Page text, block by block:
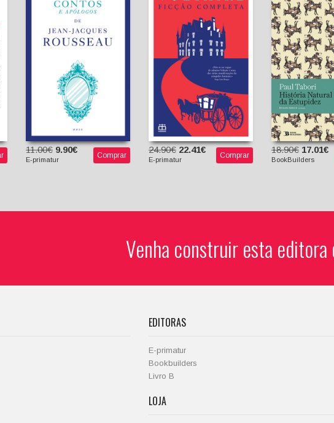
Contos e Apólogos
Jean-Jacques
Rousseau
Pedro Elói Duarte
(tradutor)
11.00€ 9.90€
E-primatur Comprar
Ficção Completa
Voltaire
João Gaspar Simões
(tradução)
24.90€ 22.41€
E-primatur Comprar
História
Paul
Richard
18.90€ 17.01€
BookBuilders
Venha construir esta editora
EDITORAS
E-primatur
Bookbuilders
Livro B
LOJA